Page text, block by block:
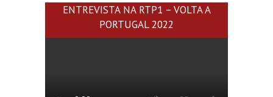
ENTREVISTA NA RTP1 – VOLTA A
PORTUGAL 2022